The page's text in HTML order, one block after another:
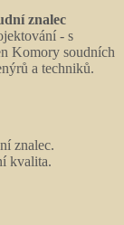
znalec
- s
Komory soudních
a techniků.
znalec.
kvalita.